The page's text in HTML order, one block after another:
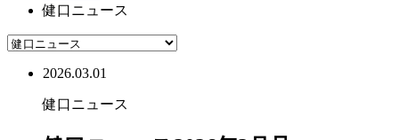
健口ニュース
2026.03.01
健口ニュース